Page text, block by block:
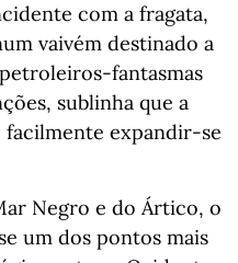
com a fragata,
vaivém destinado a
fantasmas
sublinha que a
expandir-se
Negro e do Ártico, o
um dos pontos mais